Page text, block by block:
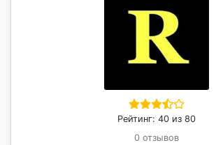
Рейтинг: 40 из 80
0 отзывов